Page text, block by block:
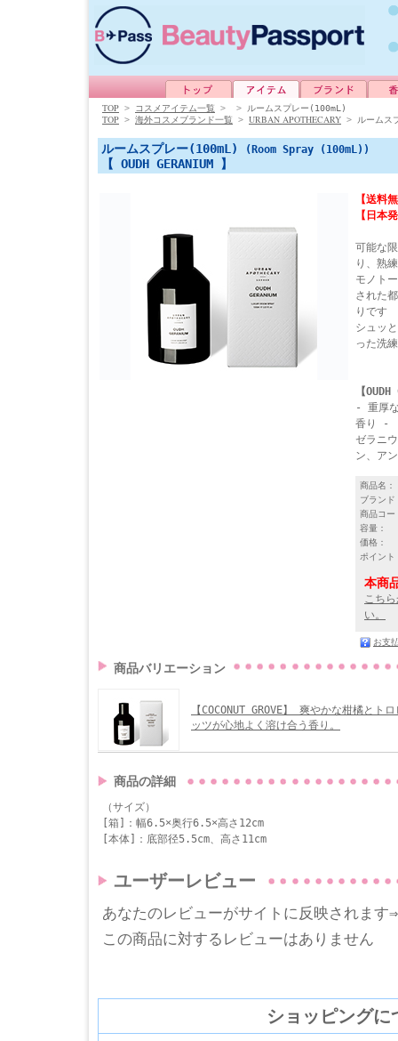
TOP > コスメアイテム一覧 > > ルームスプレー(100mL)
TOP > 海外コスメブランド一覧 > URBAN APOTHECARY > ルームス
ルームスプレー(100mL) (Room Spray (100mL))
【 OUDH GERANIUM 】
【送料
【日本
可能な
り、熟
モノト
された
りです
シュッ
った洗
【
- 重厚
香り -
ゼラニ
ン、ア
商品名：
ブランド
商品コー
容量：
価格：
ポイント
本商
こち
い。
お支
商品バリエーション
【COCONUT GROVE】 爽やかな柑橘とト
ッツが心地よく溶け合う香り。
商品の詳細
（サイズ）
[箱]：幅6.5×奥行6.5×高さ12cm
[本体]：底部径5.5cm、高さ11cm
ユーザーレビュー
あなたのレビューがサイトに反映されま
この商品に対するレビューはありません
ショッピングに